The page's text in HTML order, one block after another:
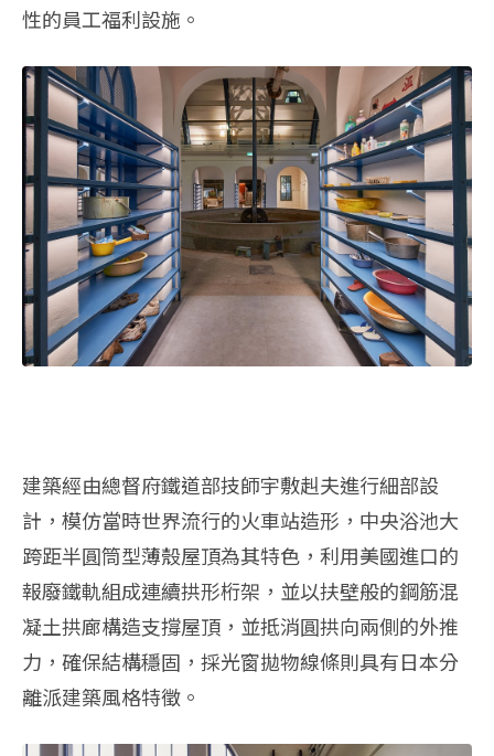
性的員工福利設施。
建築經由總督府鐵道部技師宇敷赳夫進行細部設
計，模仿當時世界流行的火車站造形，中央浴池大
跨距半圓筒型薄殼屋頂為其特色，利用美國進口的
報廢鐵軌組成連續拱形桁架，並以扶壁般的鋼筋混
凝土拱廊構造支撐屋頂，並抵消圓拱向兩側的外推
力，確保結構穩固，採光窗拋物線條則具有日本分
離派建築風格特徵。